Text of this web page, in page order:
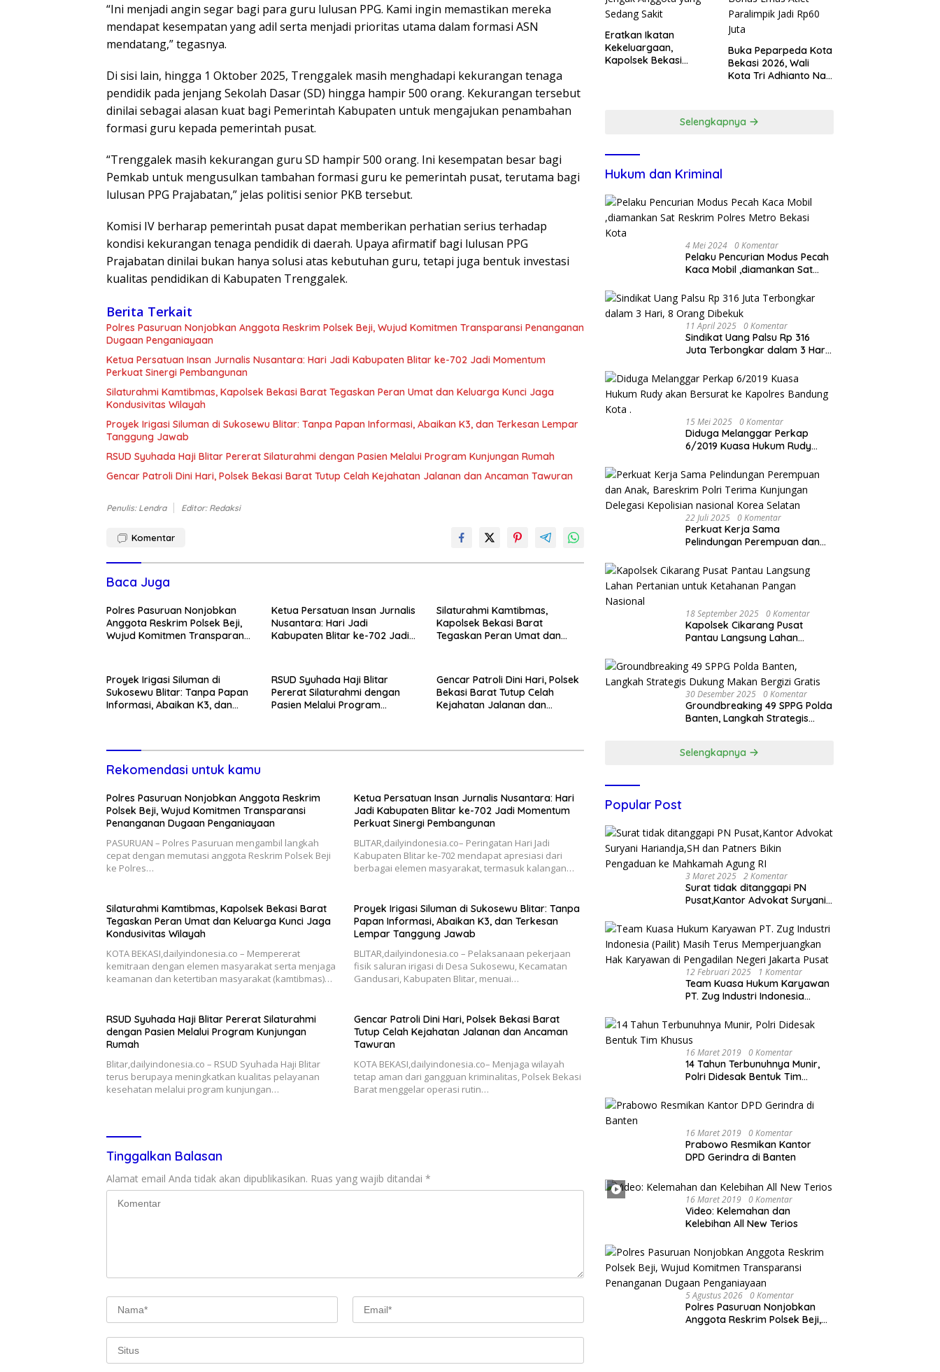
“Ini menjadi angin segar bagi para guru lulusan PPG. Kami ingin memastikan mereka
mendapat kesempatan yang adil serta menjadi prioritas utama dalam formasi ASN
mendatang,” tegasnya.
Di sisi lain, hingga 1 Oktober 2025, Trenggalek masih menghadapi kekurangan tenaga
pendidik pada jenjang Sekolah Dasar (SD) hingga hampir 500 orang. Kekurangan tersebut
dinilai sebagai alasan kuat bagi Pemerintah Kabupaten untuk mengajukan penambahan
formasi guru kepada pemerintah pusat.
“Trenggalek masih kekurangan guru SD hampir 500 orang. Ini kesempatan besar bagi
Pemkab untuk mengusulkan tambahan formasi guru ke pemerintah pusat, terutama bagi
lulusan PPG Prajabatan,” jelas politisi senior PKB tersebut.
Komisi IV berharap pemerintah pusat dapat memberikan perhatian serius terhadap
kondisi kekurangan tenaga pendidik di daerah. Upaya afirmatif bagi lulusan PPG
Prajabatan dinilai bukan hanya solusi atas kebutuhan guru, tetapi juga bentuk investasi
kualitas pendidikan di Kabupaten Trenggalek.
Berita Terkait
Polres Pasuruan Nonjobkan Anggota Reskrim Polsek Beji, Wujud Komitmen Transparansi Penanganan
Dugaan Penganiayaan
Ketua Persatuan Insan Jurnalis Nusantara: Hari Jadi Kabupaten Blitar ke-702 Jadi Momentum
Perkuat Sinergi Pembangunan
Silaturahmi Kamtibmas, Kapolsek Bekasi Barat Tegaskan Peran Umat dan Keluarga Kunci Jaga
Kondusivitas Wilayah
Proyek Irigasi Siluman di Sukosewu Blitar: Tanpa Papan Informasi, Abaikan K3, dan Terkesan Lempar
Tanggung Jawab
RSUD Syuhada Haji Blitar Pererat Silaturahmi dengan Pasien Melalui Program Kunjungan Rumah
Gencar Patroli Dini Hari, Polsek Bekasi Barat Tutup Celah Kejahatan Jalanan dan Ancaman Tawuran
Penulis: Lendra Editor: Redaksi
Komentar
Baca Juga
Polres Pasuruan Nonjobkan
Anggota Reskrim Polsek Beji,
Wujud Komitmen Transparansi
Ketua Persatuan Insan Jurnalis
Nusantara: Hari Jadi
Kabupaten Blitar ke-702 Jadi
Silaturahmi Kamtibmas,
Kapolsek Bekasi Barat
Tegaskan Peran Umat dan
Proyek Irigasi Siluman di
Sukosewu Blitar: Tanpa Papan
Informasi, Abaikan K3, dan
RSUD Syuhada Haji Blitar
Pererat Silaturahmi dengan
Pasien Melalui Program
Gencar Patroli Dini Hari, Polsek
Bekasi Barat Tutup Celah
Kejahatan Jalanan dan
Rekomendasi untuk kamu
Polres Pasuruan Nonjobkan Anggota Reskrim
Polsek Beji, Wujud Komitmen Transparansi
Penanganan Dugaan Penganiayaan
PASURUAN – Polres Pasuruan mengambil langkah
cepat dengan memutasi anggota Reskrim Polsek Beji
ke Polres…
Ketua Persatuan Insan Jurnalis Nusantara: Hari
Jadi Kabupaten Blitar ke-702 Jadi Momentum
Perkuat Sinergi Pembangunan
BLITAR,dailyindonesia.co– Peringatan Hari Jadi
Kabupaten Blitar ke-702 mendapat apresiasi dari
berbagai elemen masyarakat, termasuk kalangan…
Silaturahmi Kamtibmas, Kapolsek Bekasi Barat
Tegaskan Peran Umat dan Keluarga Kunci Jaga
Kondusivitas Wilayah
KOTA BEKASI,dailyindonesia.co – Mempererat
kemitraan dengan elemen masyarakat serta menjaga
keamanan dan ketertiban masyarakat (kamtibmas)…
Proyek Irigasi Siluman di Sukosewu Blitar: Tanpa
Papan Informasi, Abaikan K3, dan Terkesan
Lempar Tanggung Jawab
BLITAR,dailyindonesia.co – Pelaksanaan pekerjaan
fisik saluran irigasi di Desa Sukosewu, Kecamatan
Gandusari, Kabupaten Blitar, menuai…
RSUD Syuhada Haji Blitar Pererat Silaturahmi
dengan Pasien Melalui Program Kunjungan
Rumah
Blitar,dailyindonesia.co – RSUD Syuhada Haji Blitar
terus berupaya meningkatkan kualitas pelayanan
kesehatan melalui program kunjungan…
Gencar Patroli Dini Hari, Polsek Bekasi Barat
Tutup Celah Kejahatan Jalanan dan Ancaman
Tawuran
KOTA BEKASI,dailyindonesia.co– Menjaga wilayah
tetap aman dari gangguan kriminalitas, Polsek Bekasi
Barat menggelar operasi rutin…
Tinggalkan Balasan
Alamat email Anda tidak akan dipublikasikan. Ruas yang wajib ditandai *
Eratkan Ikatan
Kekeluargaan,
Kapolsek Bekasi
Buka Peparpeda Kota
Bekasi 2026, Wali
Kota Tri Adhianto Naik
Selengkapnya
Hukum dan Kriminal
4 Mei 2024 0 Komentar
Pelaku Pencurian Modus Pecah
Kaca Mobil ,diamankan Sat
Kota
11 April 2025 0 Komentar
Sindikat Uang Palsu Rp 316
Juta Terbongkar dalam 3 Hari,
15 Mei 2025 0 Komentar
Diduga Melanggar Perkap
6/2019 Kuasa Hukum Rudy
Bandung Kota .
22 Juli 2025 0 Komentar
Perkuat Kerja Sama
Pelindungan Perempuan dan
Kunjungan Delegasi Kepolisian
nasional Korea Selatan
18 September 2025 0 Komentar
Kapolsek Cikarang Pusat
Pantau Langsung Lahan
Pangan Nasional
30 Desember 2025 0 Komentar
Groundbreaking 49 SPPG Polda
Banten, Langkah Strategis
Selengkapnya
Popular Post
3 Maret 2025 2 Komentar
Surat tidak ditanggapi PN
Pusat,Kantor Advokat Suryani
Pengaduan ke Mahkamah
Agung RI
12 Februari 2025 1 Komentar
Team Kuasa Hukum Karyawan
PT. Zug Industri Indonesia
Memperjuangkan Hak
Karyawan di Pengadilan Negeri
Jakarta Pusat
16 Maret 2019 0 Komentar
14 Tahun Terbunuhnya Munir,
Polri Didesak Bentuk Tim
16 Maret 2019 0 Komentar
Prabowo Resmikan Kantor
DPD Gerindra di Banten
16 Maret 2019 0 Komentar
Video: Kelemahan dan
Kelebihan All New Terios
5 Agustus 2026 0 Komentar
Polres Pasuruan Nonjobkan
Anggota Reskrim Polsek Beji,